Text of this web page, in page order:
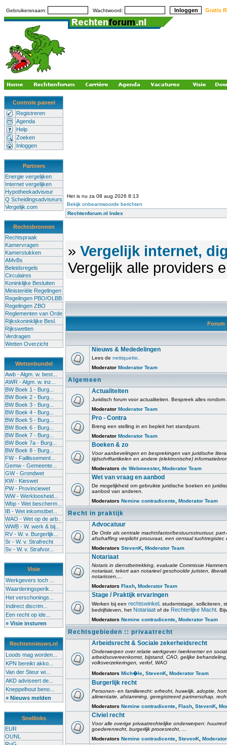
Gebruikersnaam: Wachtwoord: Gratis
Controle paneel
Registreren
Agenda
Help
Zoeken
Inloggen
Partners
Energie vergelijken
Internet vergelijken
Hypotheekadviseur
Q Scheidingsadviseurs
Vergelijk.com
Rechtsbronnen
Rechtspraak
Kamervragen
Kamerstukken
AMvBs
Beleidsregels
Circulaires
Koninklijke Besluiten
Ministeriële Regelingen
Regelingen PBO/OLBB
Regelingen ZBO
Reglementen van Orde
Rijkskoninklijke Besl.
Rijkswetten
Verdragen
Wetten Overzicht
Wettenbundel
Awb - Algm. w. best...
AWR - Algm. w. inz...
BW Boek 1 - Burg...
BW Boek 2 - Burg...
BW Boek 3 - Burg...
BW Boek 4 - Burg...
BW Boek 5 - Burg...
BW Boek 6 - Burg...
BW Boek 7 - Burg...
BW Boek 7a - Burg...
BW Boek 8 - Burg...
FW - Faillissement...
Gemw - Gemeente...
GW - Grondwet
KW - Kieswet
PW - Provinciewet
WW - Werkloosheid...
Wbp - Wet bescherm...
IB - Wet inkomstbel...
WAO - Wet op de arb..
WWB - W. werk & bij...
RV - W. v. Burgerlijk...
Sr - W. v. Strafrecht
Sv - W. v. Strafvor...
Visie
Werkgevers toch ...
Waarderingsperik...
Het verschonings...
Indirect discrim...
Een recht op ide...
» Visie insturen
Rechtennieuws.nl
Loods mag worden...
KPN bereikt akko...
Van der Steur wi...
AKD adviseert de...
Kneppelhout beno...
» Nieuws melden
Snellinks
EUR
OUNL
Het is nu za 08 aug 2026 8:13
Bekijk onbeantwoorde berichten
Rechtenforum.nl Index
» Vergelijk internet,
Vergelijk alle providers
Forum
Nieuws & Mededelingen
Lees de nettiquette
Moderator Moderator Team
Algemeen
Actualiteiten
Juridisch forum voor actualiteiten. Bespreek alles
Moderator Moderator Team
Pro - Contra
Breng een stelling in en bepleit het standpunt.
Moderator Moderator Team
Boeken & zo
Voor aanbevelingen en besprekingen van juridische
tijdschriftartikelen en andere (elektronische)
Moderators de Webmeester, Moderator Team
Wet van vraag en aanbod
De mogelijkheid om gebruikte juridische boeken en
aanbod van anderen.
Moderators Nemine contradicente Moderator Team
Recht in praktijk
Advocatuur
De Orde als centrale machtsfactor/bestuursstructuur,
afschaffing verplicht procuraat, een centaal
Moderators StevenK Moderator Team
Notariaat
Notaris in dienstbetrekking, evaluatie Commissie
notariaat, tekort aan notarieel geschoolde juristen,
notarissen,...
Moderators Flash Moderator Team
Stage / Praktijk ervaringen
Werken bij een rechtswinkel , studentstage, solliciteren,
bedrijfsleven, het Notariaat of de Rechterlijke Macht .
Moderators Nemine contradicente Moderator Team
Rechtsgebieden :: privaatrecht
Arbeidsrecht & Sociale zekerheidsrecht
Onderwerpen over relatie werkgever /werknemer en
arbeidsovereenkomst, bijstand, CAO, gelijke
volksverzekeringen, verlof, WAO
Moderators Mich�le StevenK Moderator Team
Burgerlijk recht
Personen- en familierecht: erfrecht, huwelijk, adoptie,
alimentatie, afstamming, geregistreerd partnerschap,
Moderators Nemine contradicente Flash StevenK
Civiel recht
Voor alle overige privaatrechtelijke onderwerpen:
goederenrecht, burgerlijk procesrecht, ...
Moderators Nemine contradicente StevenK